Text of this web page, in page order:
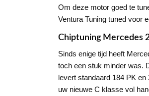
Om deze motor goed te
Ventura Tuning tuned voor
Chiptuning Mercedes
Sinds enige tijd heeft
toch een stuk minder was.
levert standaard 184 PK
uw nieuwe C klasse vol